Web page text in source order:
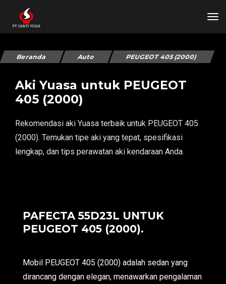
Beranda Auto PEUGEOT 405 (2000)
Aki Yuasa untuk PEUGEOT
405 (2000)
Rekomendasi aki Yuasa terbaik untuk PEUGEOT 405
(2000). Temukan tipe aki yang tepat, spesifikasi
lengkap, dan tips perawatan aki kendaraan Anda.
PAFECTA 55D23L UNTUK
PEUGEOT 405 (2000).
Mobil PEUGEOT 405 (2000) adalah sedan yang
dirancang dengan elegan, menawarkan pengalaman